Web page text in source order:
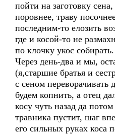
пойти на заготовку
поровнее, траву
последним-то елозить
где и косой-то не
по клочку укос собирать.
Через день-два и мы,
(я,старшие братья и
с сеном
будем копнить, а отец
косу чуть назад да
травника пустит, шаг
его сильных руках коса